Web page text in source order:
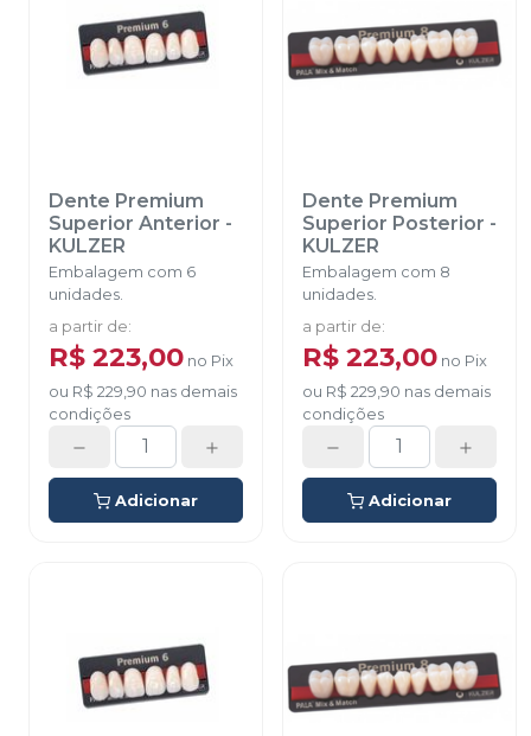
Dente Premium
Superior Anterior -
KULZER
Embalagem com 6
unidades.
a partir de:
R$ 223,00 no Pix
ou R$ 229,90 nas demais
condições
Adicionar
Dente Premium
Superior Posterior -
KULZER
Embalagem com 8
unidades.
a partir de:
R$ 223,00 no Pix
ou R$ 229,90 nas demais
condições
Adicionar